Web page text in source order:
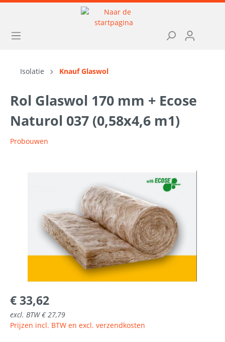
Isolatie Knauf Glaswol
Rol Glaswol 170 mm + Ecose
Naturol 037 (0,58x4,6 m1)
Probouwen
€ 33,62
excl. BTW € 27,79
Prijzen incl. BTW en excl. verzendkosten